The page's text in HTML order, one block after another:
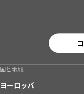
国と地域
ヨーロッパ